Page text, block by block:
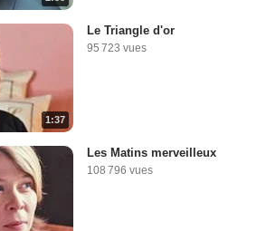
1:37
Le Triangle d'or
95 723 vues
Les Matins merveilleux
108 796 vues